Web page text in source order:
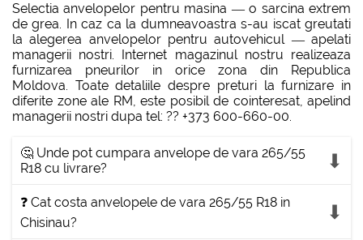
Selectia anvelopelor pentru masina — o sarcina extrem
de grea. In caz ca la dumneavoastra s-au iscat greutati
la alegerea anvelopelor pentru autovehicul — apelati
managerii nostri. Internet magazinul nostru realizeaza
furnizarea pneurilor in orice zona din Republica
Moldova. Toate detaliile despre preturi la furnizare in
diferite zone ale RM, este posibil de cointeresat, apelind
managerii nostri dupa tel: ?? +373 600-660-00.
🤔 Unde pot cumpara anvelope de vara 265/55
R18 cu livrare?
❓ Cat costa anvelopele de vara 265/55 R18 in
Chisinau?